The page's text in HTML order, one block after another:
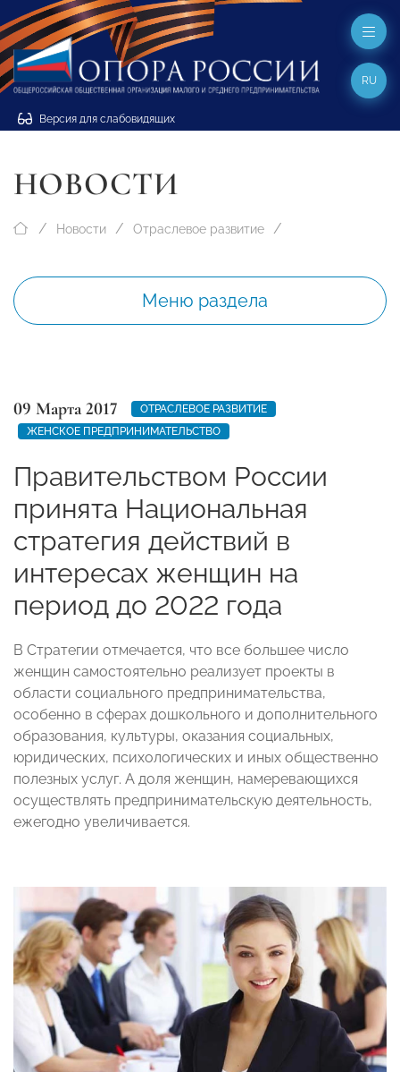
Версия для слабовидящих
RU
НОВОСТИ
Новости Отраслевое развитие
Меню раздела
09 Марта 2017
ОТРАСЛЕВОЕ РАЗВИТИЕ
ЖЕНСКОЕ ПРЕДПРИНИМАТЕЛЬСТВО
Правительством России
принята Национальная
стратегия действий в
интересах женщин на
период до 2022 года
В Стратегии отмечается, что все большее число
женщин самостоятельно реализует проекты в
области социального предпринимательства,
особенно в сферах дошкольного и дополнительного
образования, культуры, оказания социальных,
юридических, психологических и иных общественно
полезных услуг. А доля женщин, намеревающихся
осуществлять предпринимательскую деятельность,
ежегодно увеличивается.